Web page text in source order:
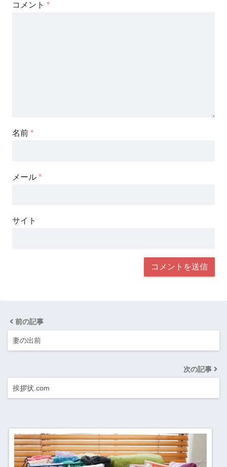
コメント *
名前 *
メール *
サイト
前の記事
妻の出前
次の記事
挨拶状.com